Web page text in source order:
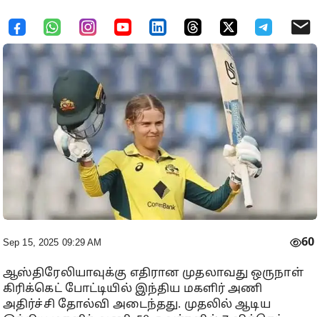
Sep 15, 2025 09:29 AM 60
ஆஸ்திரேலியாவுக்கு எதிரான முதலாவது ஒருநாள்
கிரிக்கெட் போட்டியில் இந்திய மகளிர் அணி
அதிர்ச்சி தோல்வி அடைந்தது. முதலில் ஆடிய